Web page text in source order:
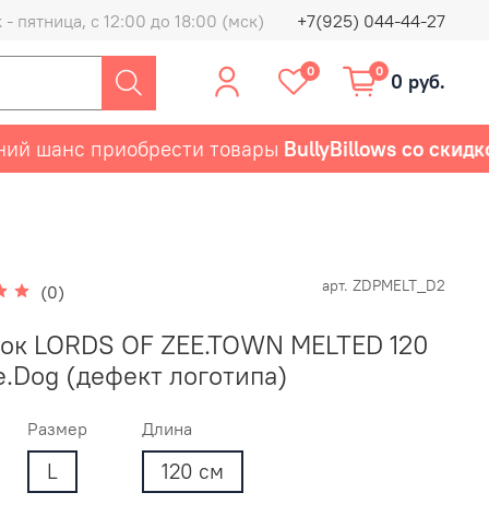
пятница, с 12:00 до 18:00 (мск) +7(925) 044-44-27
0 0 0 руб.
приобрести товарыBullyBillows со скидкой
(0) арт. ZDPMELT_D2
LORDS OF ZEE.TOWN MELTED 120
(дефект логотипа)
Размер
L
Длина
120 см